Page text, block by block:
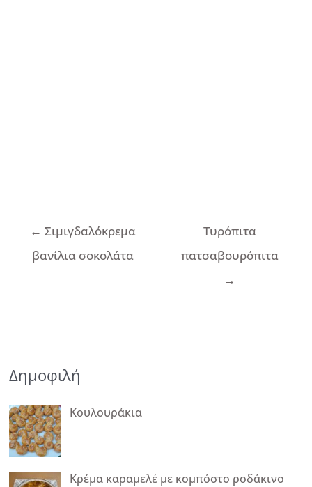
Πλοήγηση
← Σιμιγδαλόκρεμα
βανίλια σοκολάτα
Τυρόπιτα
πατσαβουρόπιτα
→
Δημοφιλή
Κουλουράκια
Κρέμα καραμελέ με κομπόστο ροδάκινο